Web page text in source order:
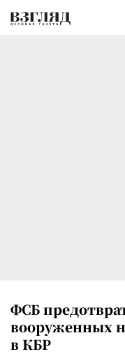
ФСБ
вооруженных
в КБР